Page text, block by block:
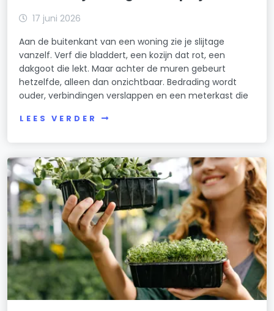
17 juni 2026
Aan de buitenkant van een woning zie je slijtage
vanzelf. Verf die bladdert, een kozijn dat rot, een
dakgoot die lekt. Maar achter de muren gebeurt
hetzelfde, alleen dan onzichtbaar. Bedrading wordt
ouder, verbindingen verslappen en een meterkast die
LEES VERDER